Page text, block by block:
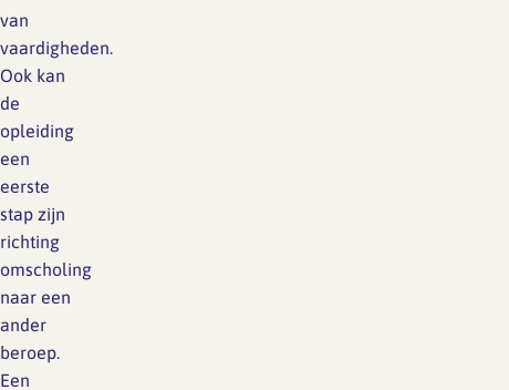
van
vaardigheden.
Ook kan
de
opleiding
een
eerste
stap zijn
richting
omscholing
naar een
ander
beroep.
Een